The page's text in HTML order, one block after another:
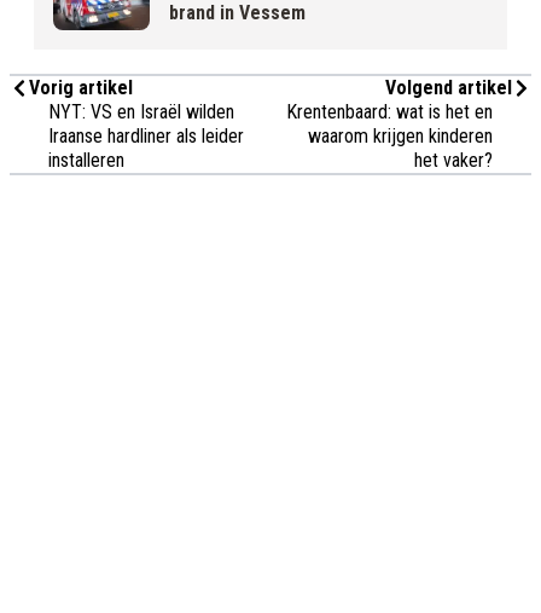
brand in Vessem
Vorig artikel
NYT: VS en Israël wilden
Iraanse hardliner als leider
installeren
Volgend artikel
Krentenbaard: wat is het en
waarom krijgen kinderen
het vaker?